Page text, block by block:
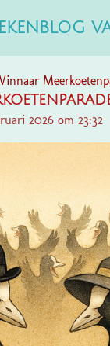
2026 om 23:32